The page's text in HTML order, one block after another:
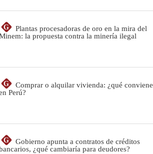
G
Plantas procesadoras de oro en la mira del
la propuesta contra la minería ilegal
G
Comprar o alquilar vivienda: ¿qué conviene
Perú?
G
Gobierno apunta a contratos de créditos
¿qué cambiaría para deudores?